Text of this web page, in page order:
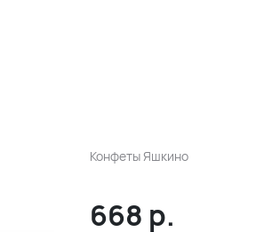
Конфеты Яшкино
668 р.